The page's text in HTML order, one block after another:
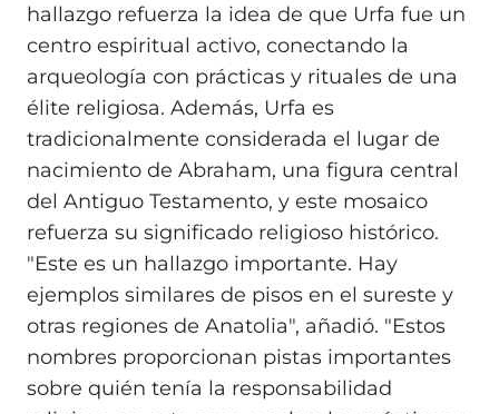
hallazgo refuerza la idea de que Urfa fue un
centro espiritual activo, conectando la
arqueología con prácticas y rituales de una
élite religiosa. Además, Urfa es
tradicionalmente considerada el lugar de
nacimiento de Abraham, una figura central
del Antiguo Testamento, y este mosaico
refuerza su significado religioso histórico.
"Este es un hallazgo importante. Hay
ejemplos similares de pisos en el sureste y
otras regiones de Anatolia", añadió. "Estos
nombres proporcionan pistas importantes
sobre quién tenía la responsabilidad